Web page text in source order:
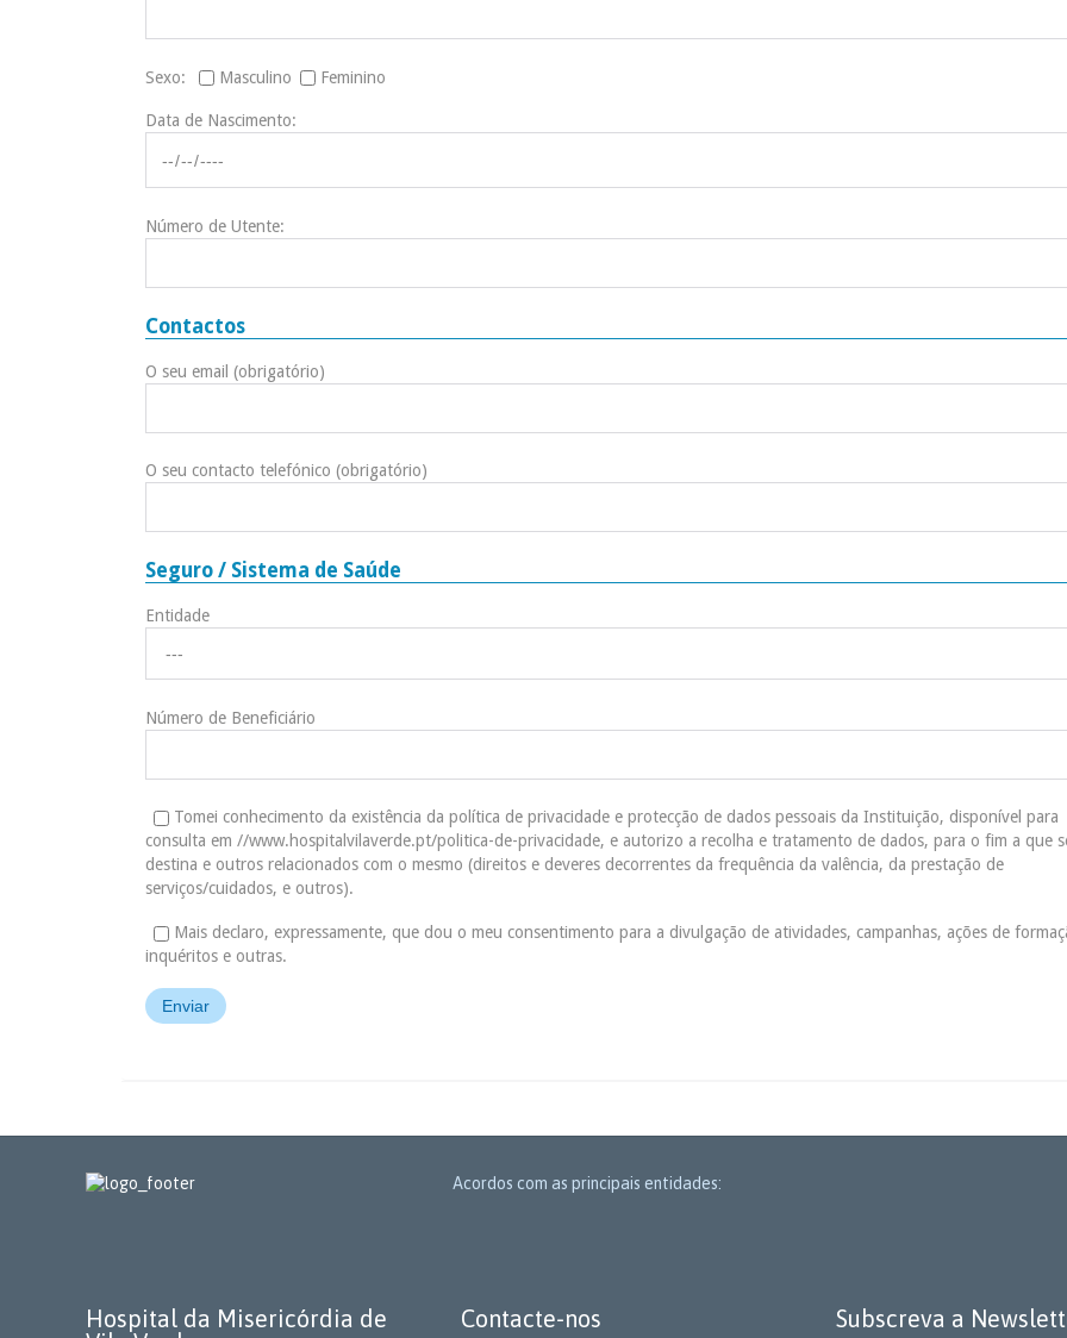
Sexo: Masculino Feminino
Data de Nascimento:
Número de Utente:
Contactos
O seu email (obrigatório)
O seu contacto telefónico (obrigatório)
Seguro / Sistema de Saúde
Entidade
Número de Beneficiário
Tomei conhecimento da existência da política de privacidade e protecção de dados pessoais da Instituição, disponível para
consulta em //www.hospitalvilaverde.pt/politica-de-privacidade, e autorizo a recolha e tratamento de dados, para o fim a que
destina e outros relacionados com o mesmo (direitos e deveres decorrentes da frequência da valência, da prestação de
serviços/cuidados, e outros).
Mais declaro, expressamente, que dou o meu consentimento para a divulgação de atividades, campanhas, ações de
inquéritos e outras.
Acordos com as principais entidades:
Hospital da Misericórdia de
Contacte-nos Subscreva a